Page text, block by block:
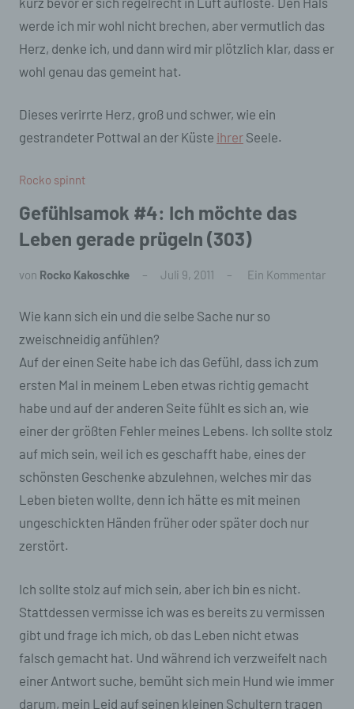
werde ich mir wohl nicht brechen, aber vermutlich das
Herz, denke ich, und dann wird mir plötzlich klar, dass er
wohl genau das gemeint hat.
Dieses verirrte Herz, groß und schwer, wie ein
gestrandeter Pottwal an der Küste ihrer Seele.
Rocko spinnt
Gefühlsamok #4: Ich möchte das
Leben gerade prügeln (303)
von Rocko Kakoschke Juli 9, 2011 Ein Kommentar
Wie kann sich ein und die selbe Sache nur so
zweischneidig anfühlen?
Auf der einen Seite habe ich das Gefühl, dass ich zum
ersten Mal in meinem Leben etwas richtig gemacht
habe und auf der anderen Seite fühlt es sich an, wie
einer der größten Fehler meines Lebens. Ich sollte stolz
auf mich sein, weil ich es geschafft habe, eines der
schönsten Geschenke abzulehnen, welches mir das
Leben bieten wollte, denn ich hätte es mit meinen
ungeschickten Händen früher oder später doch nur
zerstört.
Ich sollte stolz auf mich sein, aber ich bin es nicht.
Stattdessen vermisse ich was es bereits zu vermissen
gibt und frage ich mich, ob das Leben nicht etwas
falsch gemacht hat. Und während ich verzweifelt nach
einer Antwort suche, bemüht sich mein Hund wie immer
darum, mein Leid auf seinen kleinen Schultern tragen
Daten mit dem Ziel, ihre künftige Verarbeitung
einzuschränken.
Verarbeitung personenbezogener Daten, die
Daten verwendet werden, um bestimmte
natürliche Person beziehen, zu bewerten,
insbesondere, um Aspekte bezüglich
Arbeitsleistung, wirtschaftlicher Lage,
Gesundheit, persönlicher Vorlieben, Interessen,
Zuverlässigkeit, Verhalten, Aufenthaltsort oder
Ortswechsel dieser natürlichen Person zu
analysieren oder vorherzusagen.
Pseudonymisierung ist die Verarbeitung
personenbezogener Daten in einer Weise, auf
welche die personenbezogenen Daten ohne
Hinzuziehung zusätzlicher Informationen nicht
mehr einer spezifischen betroffenen Person
zugeordnet werden können, sofern diese
zusätzlichen Informationen gesondert
aufbewahrt werden und technischen und
organisatorischen Maßnahmen unterliegen, die
gewährleisten, dass die personenbezogenen
Daten nicht einer identifizierten oder
zugewiesen werden.
Verantwortlicher oder für die Verarbeitung
juristische Person, Behörde, Einrichtung oder
andere Stelle, die allein oder gemeinsam mit
anderen über die Zwecke und Mittel der
Verarbeitung von personenbezogenen Daten
entscheidet. Sind die Zwecke und Mittel dieser